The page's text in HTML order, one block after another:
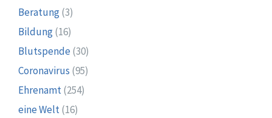
Beratung(3)
Bildung(16)
Blutspende (30)
Coronavirus (95)
Ehrenamt(254)
eine Welt(16)